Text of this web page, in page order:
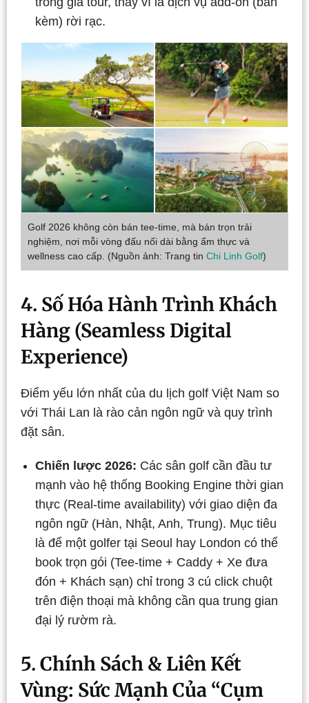
kèm) rời rạc.
Golf 2026 không còn bán tee-time, mà bán trọn trải
nghiệm, nơi mỗi vòng đấu nối dài bằng ẩm thực và
wellness cao cấp. (Nguồn ảnh: Trang tin Chi Linh Golf)
4. Số Hóa Hành Trình Khách
Hàng (Seamless Digital
Experience)
Điểm yếu lớn nhất của du lịch golf Việt Nam so
với Thái Lan là rào cản ngôn ngữ và quy trình
đặt sân.
Chiến lược 2026: Các sân golf cần đầu tư
mạnh vào hệ thống Booking Engine thời gian
thực (Real-time availability) với giao diện đa
ngôn ngữ (Hàn, Nhật, Anh, Trung). Mục tiêu
là để một golfer tại Seoul hay London có thể
book trọn gói (Tee-time + Caddy + Xe đưa
đón + Khách sạn) chỉ trong 3 cú click chuột
trên điện thoại mà không cần qua trung gian
đại lý rườm rà.
5. Chính Sách & Liên Kết
Vùng: Sức Mạnh Của “Cụm